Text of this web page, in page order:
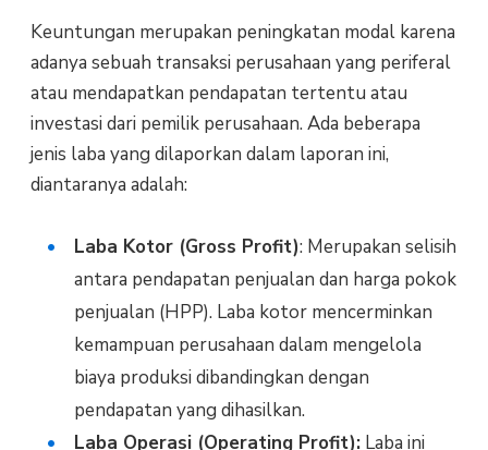
Keuntungan merupakan peningkatan modal karena
adanya sebuah transaksi perusahaan yang periferal
atau mendapatkan pendapatan tertentu atau
investasi dari pemilik perusahaan. Ada beberapa
jenis laba yang dilaporkan dalam laporan ini,
diantaranya adalah:
Laba Kotor (Gross Profit): Merupakan selisih
antara pendapatan penjualan dan harga pokok
penjualan (HPP). Laba kotor mencerminkan
kemampuan perusahaan dalam mengelola
biaya produksi dibandingkan dengan
pendapatan yang dihasilkan.
Laba Operasi (Operating Profit):Laba ini